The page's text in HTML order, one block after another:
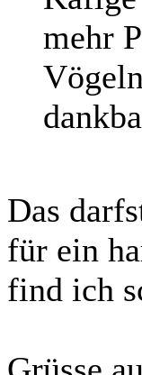
mehr
Das
für ein
find ich